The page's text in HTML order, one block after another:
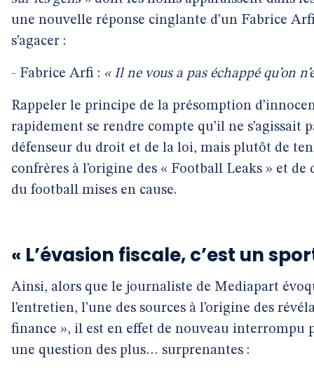
une nouvelle réponse cinglante d’un Fabrice
s’agacer :
- Fabrice Arfi : « Il ne vous a pas échappé qu’on
Rappeler le principe de la présomption
rapidement se rendre compte qu’il ne s’agissait
défenseur du droit et de la loi, mais plutôt de
confrères à l’origine des « Football Leaks » et
du football mises en cause.
« L’évasion fiscale, c’est un
Ainsi, alors que le journaliste de Mediapart
l’entretien, l’une des sources à l’origine des
finance », il est en effet de nouveau interrompu
une question des plus… surprenantes :